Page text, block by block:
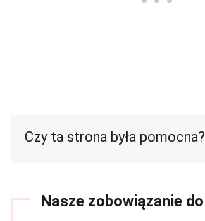
Czy ta strona była pomocna?
Nasze zobowiązanie do